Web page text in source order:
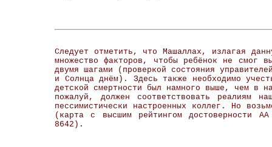
Следует отметить, что Машаллах, излагая
множество факторов, чтобы ребёнок не смог
двумя шагами (проверкой состояния
и Солнца днём). Здесь также необходимо
детской смертности был намного выше, чем в
пожалуй, должен соответствовать реалиям
пессимистически настроенных коллег. Но
(карта с высшим рейтингом
8642).